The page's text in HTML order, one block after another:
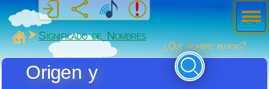
MiSabueso
Significado de Nombres
¿Qué nombre buscas?
Origen y
Men
ú